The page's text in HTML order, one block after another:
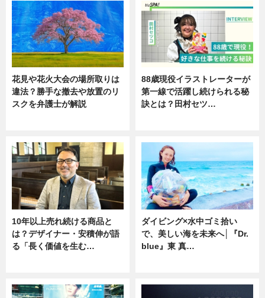
花見や花火大会の場所取りは
違法？勝手な撤去や放置のリ
スクを弁護士が解説
88歳現役イラストレーターが
第一線で活躍し続けられる秘
訣とは？田村セツ…
10年以上売れ続ける商品と
は？デザイナー・安積伸が語
る「長く価値を生む…
ダイビング×水中ゴミ拾い
で、美しい海を未来へ│『Dr.
blue』東 真…